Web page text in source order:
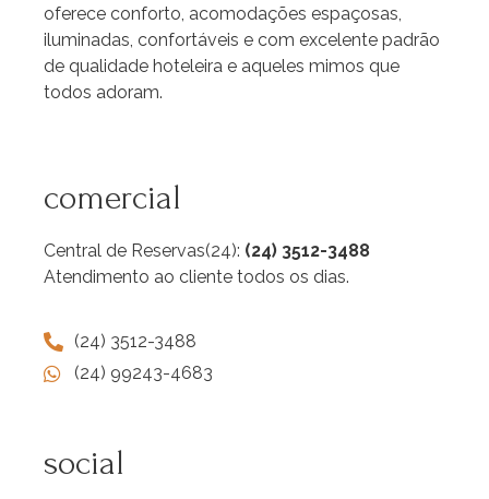
oferece conforto, acomodações espaçosas,
iluminadas, confortáveis e com excelente padrão
de qualidade hoteleira e aqueles mimos que
todos adoram.
comercial
Central de Reservas(24): (24) 3512-3488
Atendimento ao cliente todos os dias.
(24) 3512-3488
(24) 99243-4683
social